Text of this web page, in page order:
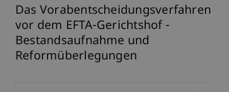
Das Vorabentscheidungsverfahren
vor dem EFTA-Gerichtshof -
Bestandsaufnahme und
Reformüberlegungen